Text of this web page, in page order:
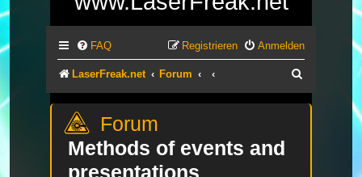
FAQ Anmelden
Registrieren
LaserFreak.net Forum
Methods of events and
presentations